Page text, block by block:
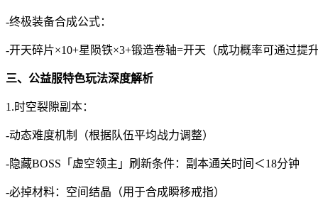
-终极装备合成公式：
-开天碎片×10+星陨铁×3+锻造卷轴=开天（成功概率可通过提
三、公益服特色玩法深度解析
1.时空裂隙副本：
-动态难度机制（根据队伍平均战力调整）
-隐藏BOSS「虚空领主」刷新条件：副本通关时间＜18分钟
-必掉材料：空间结晶（用于合成瞬移戒指）